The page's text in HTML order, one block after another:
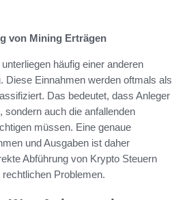
von Mining Erträgen
häufig einer anderen
Diese Einnahmen werden oftmals als
Das bedeutet, dass Anleger
sondern auch die anfallenden
müssen. Eine genaue
und Ausgaben ist daher
Abführung von Krypto Steuern
Problemen.